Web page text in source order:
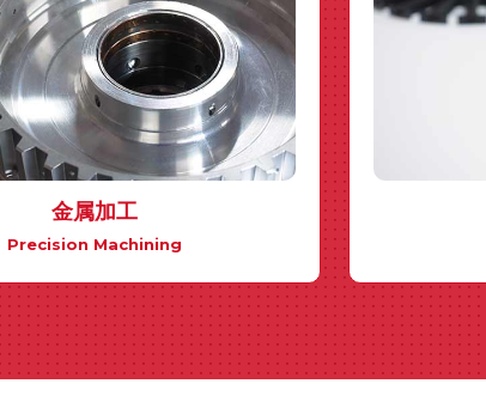
金属加工
Precision Machining